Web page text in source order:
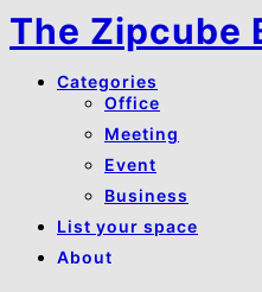
The Zipcube
Categories
Office
Meeting
Event
Business
List your space
About